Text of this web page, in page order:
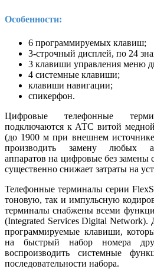
Особенности:
6 программируемых клавиш;
3-строчный дисплей, по 24
3 клавиши управления меню
4 системные клавиши;
клавиши навигации;
спикерфон.
Цифровые телефонные
подключаются к АТС витой
(до 1900 м при внешнем
произ­водить замену любых
аппаратов на цифровые без
существенно снижает затраты на
Телефонные терминалы серии
тоновую, так и импульс­ную
терминалы снабжены всеми
(Integrated Services Digital
программируе­мые клавиши,
на быстрый набор номера
воспроизводить системные
последовательности набора.